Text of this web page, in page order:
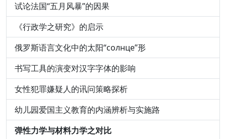
试论法国“五月风暴”的因果
《行政学之研究》的启示
俄罗斯语言文化中的太阳“солнце”形
书写工具的演变对汉字字体的影响
女性犯罪嫌疑人的讯问策略探析
幼儿园爱国主义教育的内涵辨析与实施路
弹性力学与材料力学之对比